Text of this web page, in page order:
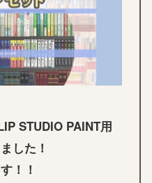
STUDIO PAINT用
した！
！！